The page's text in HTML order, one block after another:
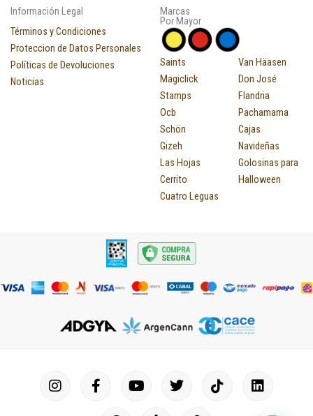
Información Legal
Términos y Condiciones
Proteccion de Datos Personales
Políticas de Devoluciones
Noticias
Marcas
Por Mayor
Saints
Magiclick
Stamps
Ocb
Schön
Gizeh
Las Hojas
Cerrito
Cuatro Leguas
Van Häasen
Don José
Flandria
Pachamama
Cajas
Navideñas
Golosinas para
Halloween
I
n
F
a
Y
o
T
w
I
c
L
i